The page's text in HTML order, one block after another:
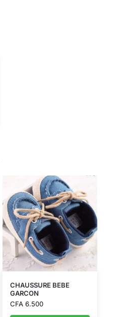
CHAUSSURE BEBE
GARCON
CFA6.500